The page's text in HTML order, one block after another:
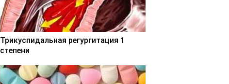
Трикуспидальная регургитация 1
степени